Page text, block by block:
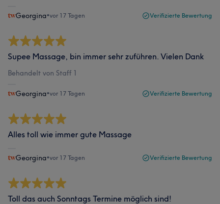
Georgina•vor 17 Tagen Verifizierte Bewertung
Supee Massage, bin immer sehr zuführen. Vielen Dank
Behandelt von Staff 1
Georgina•vor 17 Tagen Verifizierte Bewertung
Alles toll wie immer gute Massage
Georgina•vor 17 Tagen Verifizierte Bewertung
Toll das auch Sonntags Termine möglich sind!